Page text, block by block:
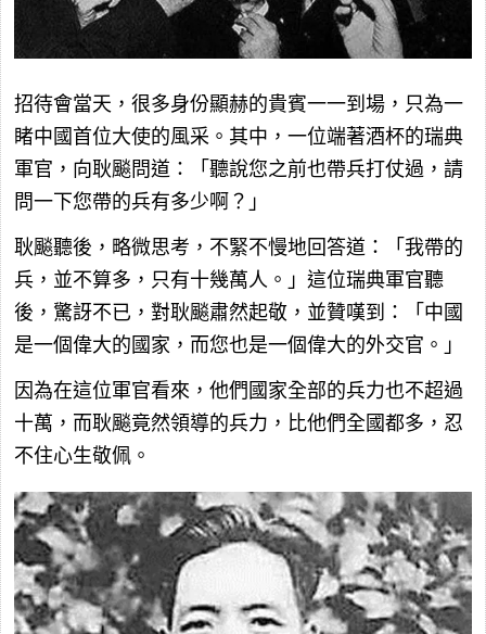
招待會當天，很多身份顯赫的貴賓一一到場，只為一
睹中國首位大使的風采。其中，一位端著酒杯的瑞典
軍官，向耿飈問道：「聽說您之前也帶兵打仗過，請
問一下您帶的兵有多少啊？」
耿飈聽後，略微思考，不緊不慢地回答道：「我帶的
兵，並不算多，只有十幾萬人。」這位瑞典軍官聽
後，驚訝不已，對耿飈肅然起敬，並贊嘆到：「中國
是一個偉大的國家，而您也是一個偉大的外交官。」
因為在這位軍官看來，他們國家全部的兵力也不超過
十萬，而耿飈竟然領導的兵力，比他們全國都多，忍
不住心生敬佩。